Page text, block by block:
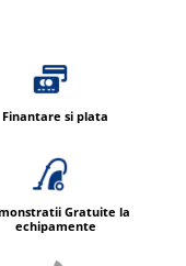
Finantare si plata
Gratuite la
echipamente